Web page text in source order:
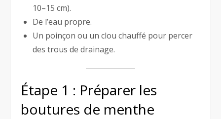
10–15 cm).
De l’eau propre.
Un poinçon ou un clou chauffé pour percer
des trous de drainage.
Étape 1 : Préparer les
boutures de menthe